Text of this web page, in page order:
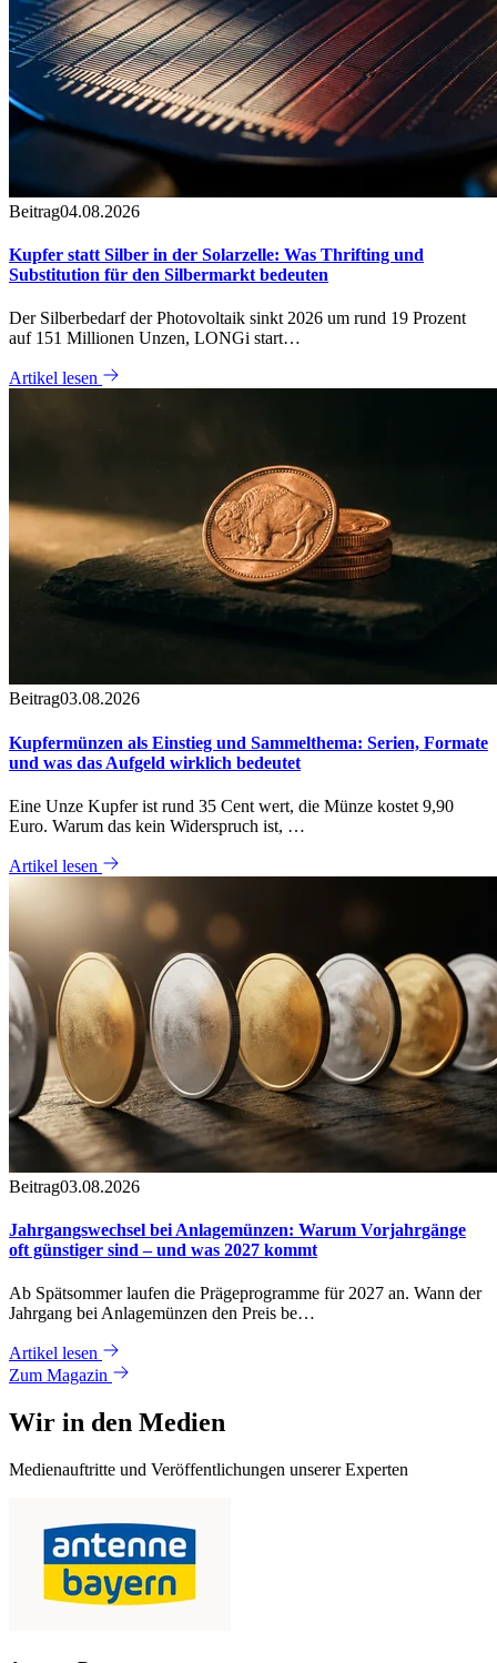
Beitrag04.08.2026
Kupfer statt Silber in der Solarzelle: Was Thrifting und
Substitution für den Silbermarkt bedeuten
Der Silberbedarf der Photovoltaik sinkt 2026 um rund 19 Prozent
auf 151 Millionen Unzen, LONGi start…
Artikel lesen
Beitrag03.08.2026
Kupfermünzen als Einstieg und Sammelthema: Serien, Formate
und was das Aufgeld wirklich bedeutet
Eine Unze Kupfer ist rund 35 Cent wert, die Münze kostet 9,90
Euro. Warum das kein Widerspruch ist, …
Artikel lesen
Beitrag03.08.2026
Jahrgangswechsel bei Anlagemünzen: Warum Vorjahrgänge
oft günstiger sind – und was 2027 kommt
Ab Spätsommer laufen die Prägeprogramme für 2027 an. Wann der
Jahrgang bei Anlagemünzen den Preis be…
Artikel lesen
Zum Magazin
Wir in den Medien
Medienauftritte und Veröffentlichungen unserer Experten